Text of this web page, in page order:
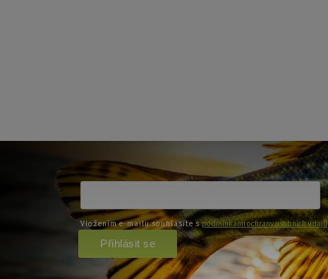
Vložením e-mailu souhlasíte spodmínkami ochrany osobních údajů
Přihlásit se